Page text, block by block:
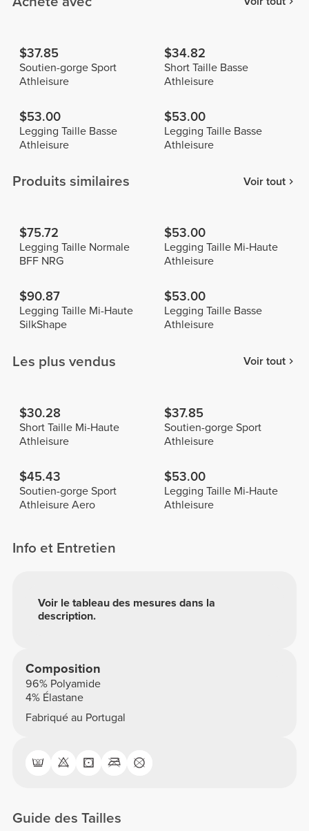
$37.85
Soutien-gorge Sport
Athleisure
$34.82
Short Taille Basse
Athleisure
$53.00
Legging Taille Basse
Athleisure
$53.00
Legging Taille Basse
Athleisure
Produits similaires Voir tout
$75.72
Legging Taille Normale
BFF NRG
$53.00
Legging Taille Mi-Haute
Athleisure
$90.87
Legging Taille Mi-Haute
SilkShape
$53.00
Legging Taille Basse
Athleisure
Les plus vendus Voir tout
$30.28
Short Taille Mi-Haute
Athleisure
$37.85
Soutien-gorge Sport
Athleisure
$45.43
Soutien-gorge Sport
Athleisure Aero
$53.00
Legging Taille Mi-Haute
Athleisure
Info et Entretien
Voir le tableau des mesures dans la
description.
Composition
96% Polyamide
4% Élastane
Fabriqué au Portugal
Guide des Tailles